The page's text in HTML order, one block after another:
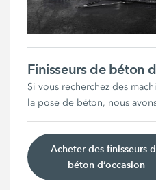
Finisseurs de béton
Si vous recherchez des
la pose de béton, nous
Acheter des finisseurs
béton d’occasion